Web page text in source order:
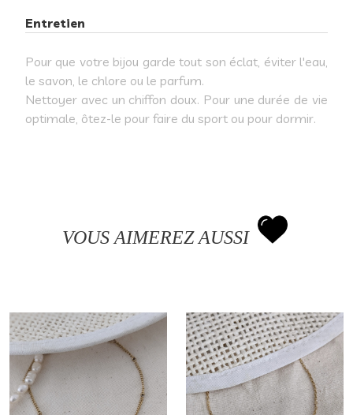
Entretien
Pour que votre bijou garde tout son éclat, éviter l'eau,
le savon, le chlore ou le parfum.
Nettoyer avec un chiffon doux. Pour une durée de vie
optimale, ôtez-le pour faire du sport ou pour dormir.
VOUS AIMEREZ AUSSI